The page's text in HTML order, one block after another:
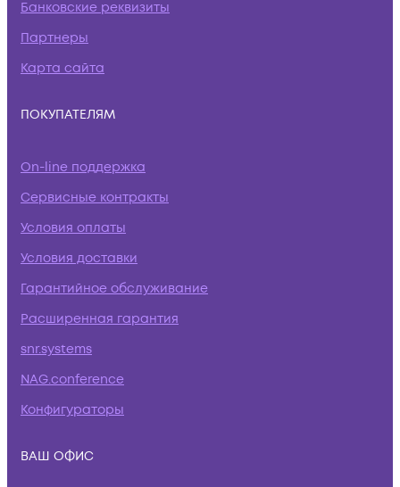
Банковские реквизиты
Партнеры
Карта сайта
ПОКУПАТЕЛЯМ
On-line поддержка
Сервисные контракты
Условия оплаты
Условия доставки
Гарантийное обслуживание
Расширенная гарантия
snr.systems
NAG.conference
Конфигураторы
ВАШ ОФИС